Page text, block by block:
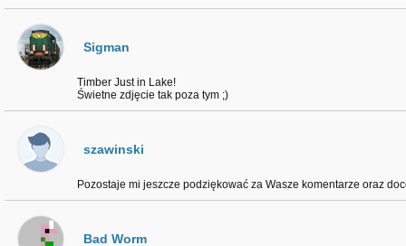
Sigman
Timber Just in Lake!
Świetne zdjęcie tak poza tym ;)
szawinski
Pozostaje mi jeszcze podziękować za Wasze komentarze oraz
Bad Worm